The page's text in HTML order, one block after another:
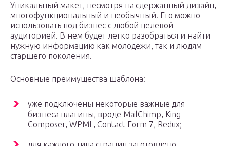
Уникальный макет, несмотря на сдержанный дизайн,
многофункциональный и необычный. Его можно
использовать под бизнес с любой целевой
аудиторией. В нем будет легко разобраться и найти
нужную информацию как молодежи, так и людям
старшего поколения.
Основные преимущества шаблона:
уже подключены некоторые важные для
бизнеса плагины, вроде MailChimp, King
Composer, WPML, Contact Form 7, Redux;